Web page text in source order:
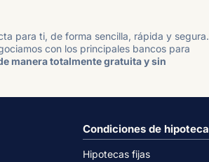
para ti, de forma sencilla, rápida y segura.
con los principales bancos para
manera totalmente gratuita y sin
Condiciones de hipoteca
Hipotecas fijas